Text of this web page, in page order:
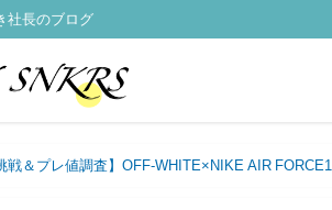
社長のブログ
戦＆プレ値調査】OFF-WHITE×NIKE AIR